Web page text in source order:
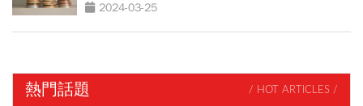
2024-03-25
熱門話題 / HOT ARTICLES /